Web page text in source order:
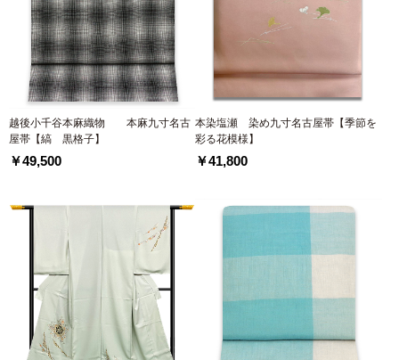
越後小千谷本麻織物 本麻九寸名古
屋帯【縞 黒格子】
￥49,500
本染塩瀬 染め九寸名古屋帯【季節を
彩る花模様】
￥41,800